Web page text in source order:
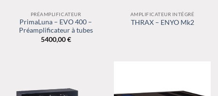
PRÉAMPLIFICATEUR
PrimaLuna – EVO 400 –
Préamplificateur à tubes
5400,00€
AMPLIFICATEUR INTÉGRÉ
THRAX – ENYO Mk2